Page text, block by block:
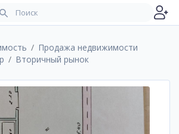
Продажа недвижимости
Вторичный рынок